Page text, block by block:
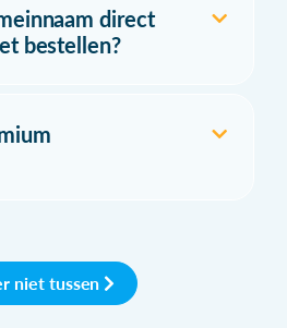
direct
bestellen?
niet tussen